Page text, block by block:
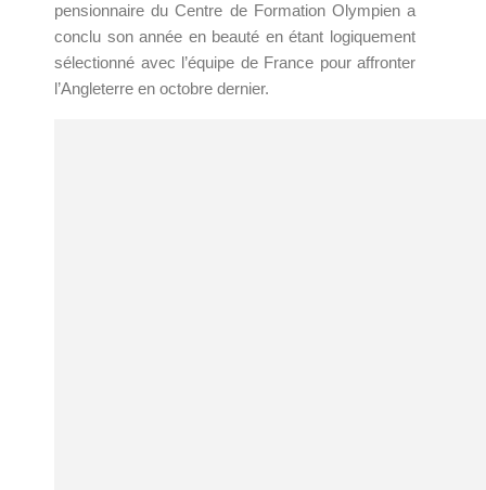
pensionnaire du Centre de Formation Olympien a
conclu son année en beauté en étant logiquement
sélectionné avec l’équipe de France pour affronter
l’Angleterre en octobre dernier.